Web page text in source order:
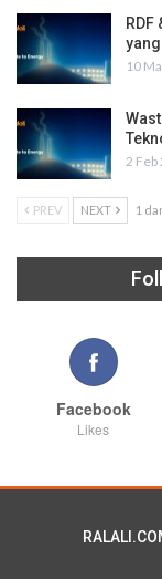
10
2 Feb
PREV NEXT 1
Facebook
Likes